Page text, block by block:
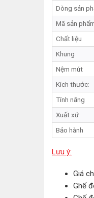
Dòng sản
Mã sản
Chất liệu
Khung
Nệm mút
Kích thước:
Tính năng
Xuất xứ
Bảo hành
Lưu ý:
Giá
Ghế